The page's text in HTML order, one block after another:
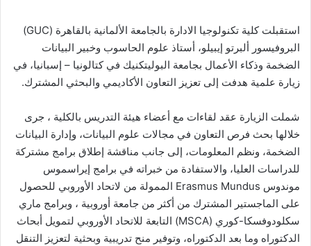
استقبلت كلية تكنولوجيا الادارة بالجامعة الألمانية بالقاهرة (GUC)
البروفيسور ألبرتو إيبيلو، أستاذ علوم الحاسوب وخبير البيانات
الضخمة وذكاء الأعمال بجامعة البوليتكنيك في كتالونيا – إسبانيا، في
زيارة علمية هدفت إلى تعزيز التعاون الأكاديمي والبحثي المشترك.
شملت الزيارة عقد لقاءات مع أعضاء هيئة التدريس بالكلية ، جرى
خلالها بحث فرص التعاون في مجالات علوم البيانات، وإدارة البيانات
الضخمة، ونظم المعلومات، إلى جانب مناقشة إطلاق برامج مشتركة
للدراسات العليا، والاستفادة من خبراته في برامج إيراسموس
موندوس Erasmus Mundus الممولة من لاتحاد الأوروبي للحصول
على الماجستير المشترك من أكثر من جامعة أوروبية ، وبرامج ماري
سكلودوفسكا-كوري (MSCA) التابعة للاتحاد الأوروبي لتمويل أبحاث
الدكتوراه وما بعد الدكتوراه، وتوفير منح تدريبية وبحثية لتعزيز التنقل